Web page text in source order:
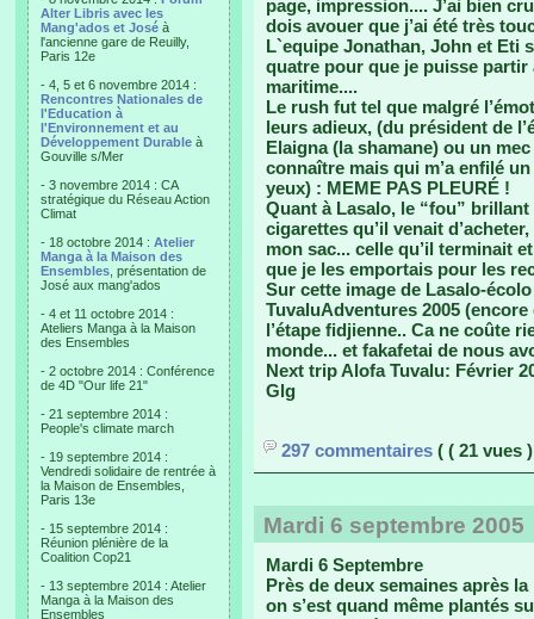
Alter Libris avec les
Mang'ados et José à
l'ancienne gare de Reuilly,
Paris 12e
- 4, 5 et 6 novembre 2014 :
Rencontres Nationales de
l'Education à
l'Environnement et au
Développement Durable à
Gouville s/Mer
- 3 novembre 2014 : CA
stratégique du Réseau Action
Climat
- 18 octobre 2014 : Atelier
Manga à la Maison des
Ensembles , présentation de
José aux mang'ados
- 4 et 11 octobre 2014 :
Ateliers Manga à la Maison
des Ensembles
- 2 octobre 2014 : Conférence
de 4D "Our life 21"
- 21 septembre 2014 :
People's climate march
- 19 septembre 2014 :
Vendredi solidaire de rentrée à
la Maison de Ensembles,
Paris 13e
- 15 septembre 2014 :
Réunion plénière de la
Coalition Cop21
- 13 septembre 2014 : Atelier
Manga à la Maison des
Ensembles
page, impression.... J’ai bien
dois avouer que j’ai été très
L`equipe Jonathan, John et Eti
quatre pour que je puisse
maritime....
Le rush fut tel que malgré
leurs adieux, (du président de
Elaigna (la shamane) ou un
connaître mais qui m’a enfilé
yeux) : MEME PAS PLEURÉ !
Quant à Lasalo, le “fou”
cigarettes qu’il venait
mon sac... celle qu’il terminait
que je les emportais pour les
Sur cette image de Lasalo-
TuvaluAdventures 2005
l’étape fidjienne.. Ca ne coûte
monde... et fakafetai de nous
Next trip Alofa Tuvalu: Février
Glg
297 commentaires ( ( 21 vues
Mardi 6 septembre 2005
Mardi 6 Septembre
Près de deux semaines après
on s’est quand même plantés